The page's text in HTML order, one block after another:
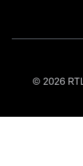
© 2026